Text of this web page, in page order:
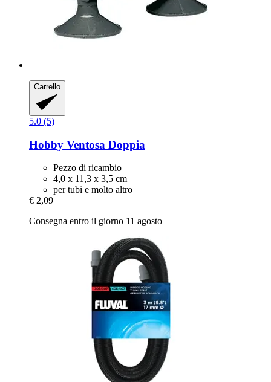
Carrello
5.0 (5)
Hobby Ventosa Doppia
Pezzo di ricambio
4,0 x 11,3 x 3,5 cm
per tubi e molto altro
€ 2,09
Consegna entro il giorno 11 agosto